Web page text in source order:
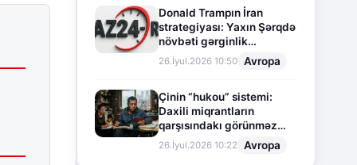
Donald Trampın İran
strategiyası: Yaxın Şərqdə
növbəti gərginlik
mərhələsi
26.İyul.2026 10:50 Avropa
Çinin “hukou” sistemi:
Daxili miqrantların
qarşısındakı görünməz
sədd
26.İyul.2026 10:22 Avropa